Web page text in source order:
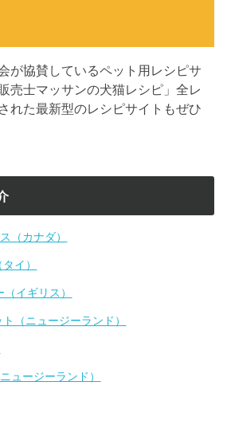
が協賛しているペット用レシピサ
売士マッサンの犬猫レシピ」全レ
れた最新型のレシピサイトもぜひ
（カナダ）
イ）
イギリス）
（ニュージーランド）
ュージーランド）